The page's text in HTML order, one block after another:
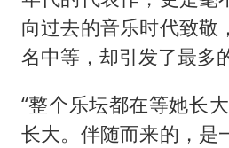
向过去的音乐时代致敬
名中等，却引发了最多
“整个乐坛都在等她长
长大。伴随而来的，是